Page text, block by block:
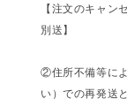
【注文のキャン
別送】
②住所不備等に
い）での再発送